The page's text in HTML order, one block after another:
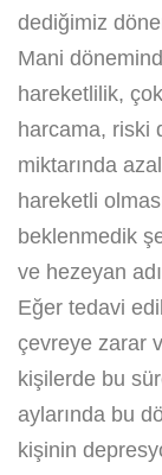
dediğimiz
Mani
hareketlilik,
harcama, riski
miktarında
hareketli
beklenmedik
ve hezeyan
Eğer tedavi
çevreye zarar
kişilerde bu
aylarında bu
kişinin